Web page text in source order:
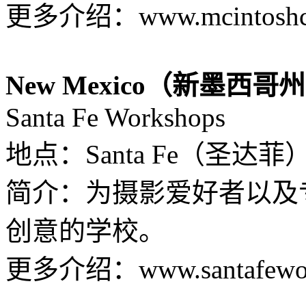
更多介绍：
New Mexico（新墨西哥
Santa Fe Workshops
地点：Santa Fe（圣达菲
简介：为摄影爱好者以
创意的学校。
更多介绍：